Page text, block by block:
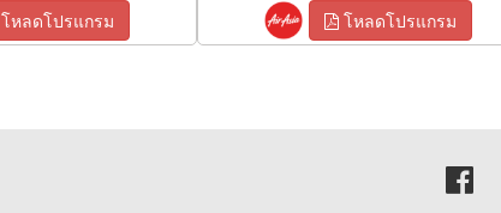
โหลดโปรแกรม โหลดโปรแกรม